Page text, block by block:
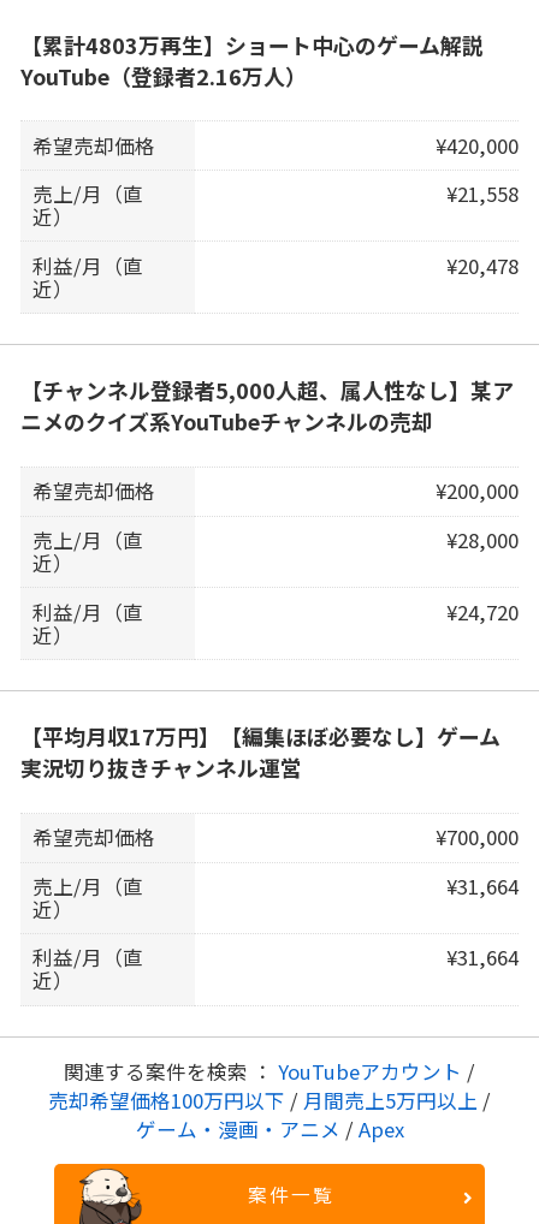
【累計4803万再生】ショート中心のゲーム解説
YouTube（登録者2.16万人）
希望売却価格
¥420,000
売上/月（直
近）
¥21,558
利益/月（直
近）
¥20,478
【チャンネル登録者5,000人超、属人性なし】某ア
ニメのクイズ系YouTubeチャンネルの売却
希望売却価格
¥200,000
売上/月（直
近）
¥28,000
利益/月（直
近）
¥24,720
【平均月収17万円】【編集ほぼ必要なし】ゲーム
実況切り抜きチャンネル運営
希望売却価格
¥700,000
売上/月（直
近）
¥31,664
利益/月（直
近）
¥31,664
関連する案件を検索 ： YouTubeアカウント /
売却希望価格100万円以下 / 月間売上5万円以上 /
ゲーム・漫画・アニメ / Apex
案件一覧